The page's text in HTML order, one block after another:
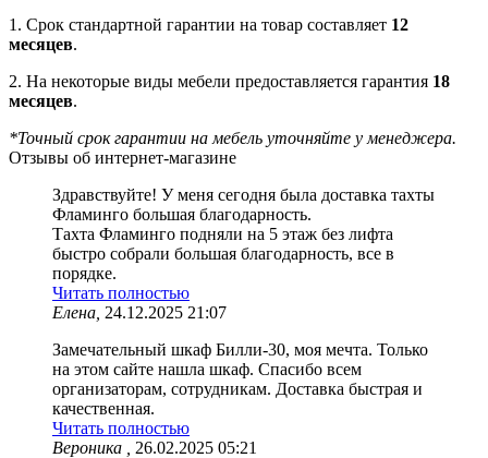
1. Срок стандартной гарантии на товар составляет 12
месяцев.
2. На некоторые виды мебели предоставляется гарантия 18
месяцев.
*Точный срок гарантии на мебель уточняйте у менеджера.
Отзывы об интернет-магазине
Здравствуйте! У меня сегодня была доставка тахты
Фламинго большая благодарность.
Тахта Фламинго подняли на 5 этаж без лифта
быстро собрали большая благодарность, все в
порядке.
Читать полностью
Елена, 24.12.2025 21:07
Замечательный шкаф Билли-30, моя мечта. Только
на этом сайте нашла шкаф. Спасибо всем
организаторам, сотрудникам. Доставка быстрая и
качественная.
Читать полностью
Вероника ,
26.02.2025 05:21